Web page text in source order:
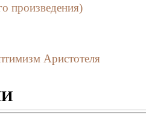
произведения)
Аристотеля